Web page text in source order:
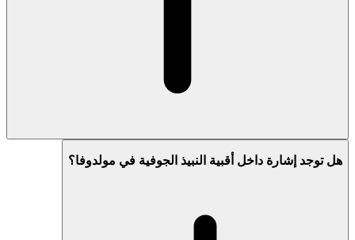
هل توجد إشارة داخل أقبية النبيذ الجوفية في مولدوفا؟